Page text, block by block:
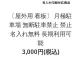
〔屋外用 看板〕 月極駐
車場 無断駐車禁止 禁止
名入れ無料 長期利用可
能
3,000円(税込)